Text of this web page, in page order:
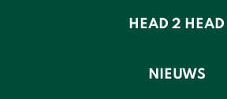
HEAD 2 HEAD
NIEUWS